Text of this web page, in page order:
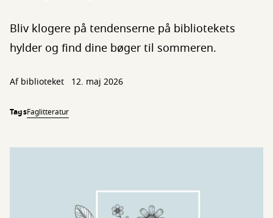
Bliv klogere på tendenserne på bibliotekets
hylder og find dine bøger til sommeren.
Af biblioteket 12. maj 2026
TagsFaglitteratur